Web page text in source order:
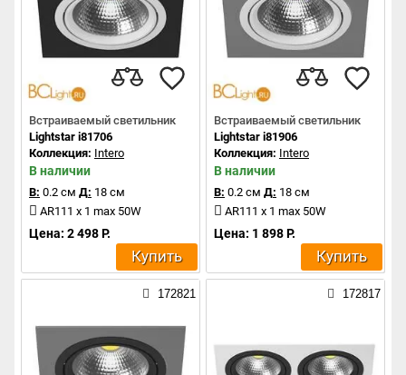
Встраиваемый светильник
Lightstar i81706
Коллекция: Intero
В наличии
В: 0.2 см Д: 18 см
AR111 x 1 max 50W
Цена: 2 498 Р.
Купить
Встраиваемый светильник
Lightstar i81906
Коллекция: Intero
В наличии
В: 0.2 см Д: 18 см
AR111 x 1 max 50W
Цена: 1 898 Р.
Купить
172821 172817